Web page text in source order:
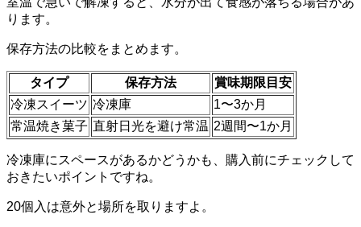
ります。
保存方法の比較をまとめます。
タイプ 保存方法
賞味期限目安
冷凍スイーツ 冷凍庫
1〜3か月
常温焼き菓子 直射日光を避け常温 2週間〜1か月
冷凍庫にスペースがあるかどうかも、購入前にチェックして
おきたいポイントですね。
20個入は意外と場所を取りますよ。